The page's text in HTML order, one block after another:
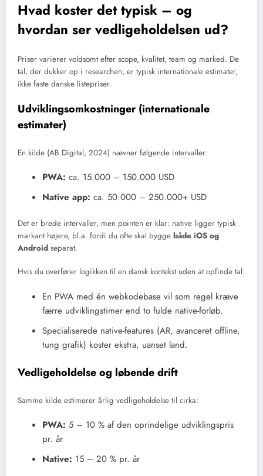
Hvad koster det typisk – og
hvordan ser vedligeholdelsen ud?
Priser varierer voldsomt efter scope, kvalitet, team og marked. De
tal, der dukker op i researchen, er typisk internationale estimater,
ikke faste danske listepriser.
Udviklingsomkostninger (internationale
estimater)
En kilde (AB Digital, 2024) nævner følgende intervaller:
PWA: ca. 15.000 – 150.000 USD
Native app: ca. 50.000 – 250.000+ USD
Det er brede intervaller, men pointen er klar: native ligger typisk
markant højere, bl.a. fordi du ofte skal bygge både iOS og
Android separat.
Hvis du overfører logikken til en dansk kontekst uden at opfinde tal:
En PWA med én webkodebase vil som regel kræve
færre udviklingstimer end to fulde native-forløb.
Specialiserede native-features (AR, avanceret offline,
tung grafik) koster ekstra, uanset land.
Vedligeholdelse og løbende drift
Samme kilde estimerer årlig vedligeholdelse til cirka:
PWA: 5 – 10 % af den oprindelige udviklingspris
pr. år
Native: 15 – 20 % pr. år